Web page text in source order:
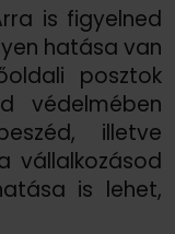
is figyelned
hatása van
posztok
védelmében
illetve
vállalkozásod
is lehet,